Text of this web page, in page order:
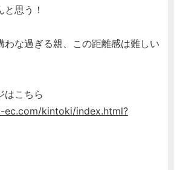
思う！
わな過ぎる親、この距離感は難しい
はこちら
kintoki/index.html?